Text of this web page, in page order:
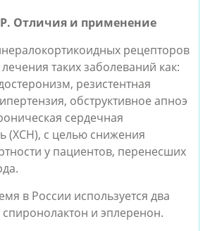
Отличия и применение
рецепторов
таких заболеваний как:
резистентная
обструктивное апноэ
сердечная
(ХСН), с целью снижения
у пациентов, перенесших
в России используется два
и эплеренон.